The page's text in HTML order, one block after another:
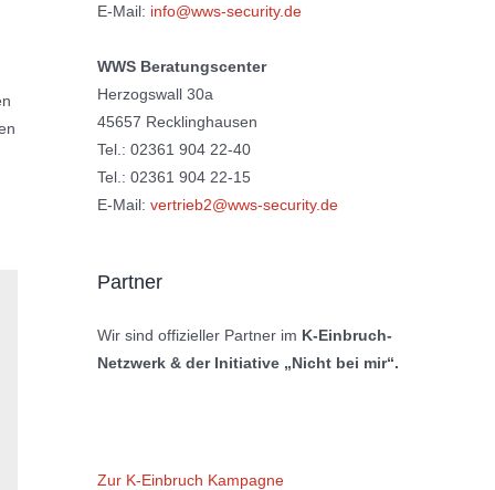
E-Mail: info@wws-security.de
WWS Beratungscenter
Herzogswall 30a
45657 Recklinghausen
Tel.: 02361 904 22-40
Tel.: 02361 904 22-15
E-Mail: vertrieb2@wws-security.de
Partner
Wir sind offizieller Partner im K-Einbruch-
Netzwerk & der Initiative „Nicht bei mir“.
Zur K-Einbruch Kampagne